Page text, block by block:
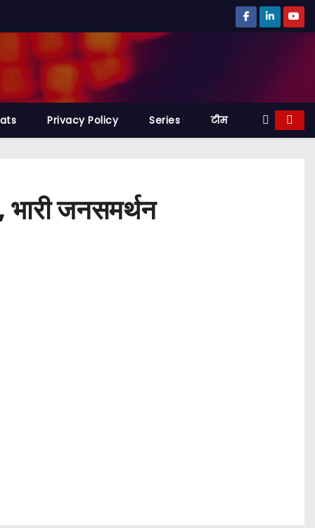
Privacy Policy Series टीम
भारी जनसमर्थन